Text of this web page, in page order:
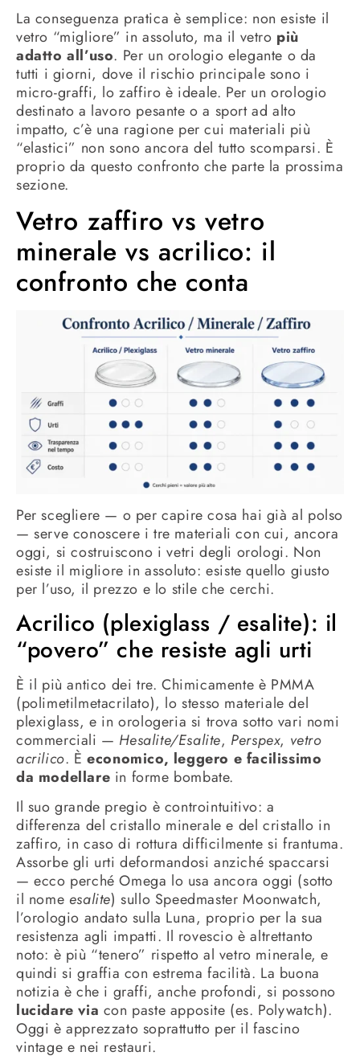
La conseguenza pratica è semplice: non esiste il
vetro “migliore” in assoluto, ma il vetro più
adatto all’uso. Per un orologio elegante o da
tutti i giorni, dove il rischio principale sono i
micro-graffi, lo zaffiro è ideale. Per un orologio
destinato a lavoro pesante o a sport ad alto
impatto, c’è una ragione per cui materiali più
“elastici” non sono ancora del tutto scomparsi. È
proprio da questo confronto che parte la prossima
sezione.
Vetro zaffiro vs vetro
minerale vs acrilico: il
confronto che conta
Per scegliere — o per capire cosa hai già al polso
— serve conoscere i tre materiali con cui, ancora
oggi, si costruiscono i vetri degli orologi. Non
esiste il migliore in assoluto: esiste quello giusto
per l’uso, il prezzo e lo stile che cerchi.
Acrilico (plexiglass / esalite): il
“povero” che resiste agli urti
È il più antico dei tre. Chimicamente è PMMA
(polimetilmetacrilato), lo stesso materiale del
plexiglass, e in orologeria si trova sotto vari nomi
commerciali — Hesalite/Esalite, Perspex, vetro
acrilico. Èeconomico, leggero e facilissimo
da modellare in forme bombate.
Il suo grande pregio è controintuitivo: a
differenza del cristallo minerale e del cristallo in
zaffiro, in caso di rottura difficilmente si frantuma.
Assorbe gli urti deformandosi anziché spaccarsi
— ecco perché Omega lo usa ancora oggi (sotto
il nome esalite) sullo Speedmaster Moonwatch,
l’orologio andato sulla Luna, proprio per la sua
resistenza agli impatti. Il rovescio è altrettanto
noto: è più “tenero” rispetto al vetro minerale, e
quindi si graffia con estrema facilità. La buona
notizia è che i graffi, anche profondi, si possono
lucidare via con paste apposite (es. Polywatch).
Oggi è apprezzato soprattutto per il fascino
vintage e nei restauri.